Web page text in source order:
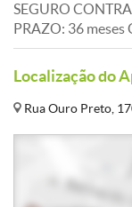
SEGURO
PRAZO: 36 meses
Localização do
Rua Ouro Preto,